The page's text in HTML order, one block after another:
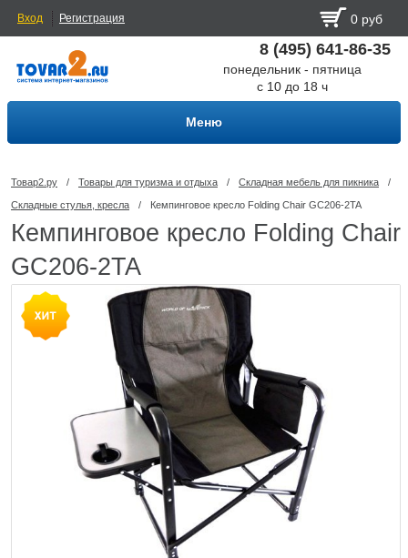
Вход Регистрация 0 руб
8 (495) 641-86-35
понедельник - пятница
с 10 до 18 ч
Меню
Товар2.ру / Товары для туризма и отдыха / Складная мебель для пикника /
Складные стулья, кресла / Кемпинговое кресло Folding Chair GC206-2TA
Кемпинговое кресло Folding Chair
GC206-2TA